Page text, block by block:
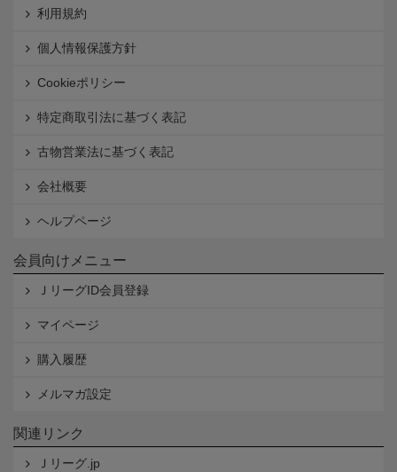
利用規約
個人情報保護方針
Cookieポリシー
特定商取引法に基づく表記
古物営業法に基づく表記
会社概要
ヘルプページ
会員向けメニュー
ＪリーグID会員登録
マイページ
購入履歴
メルマガ設定
関連リンク
Ｊリーグ.jp